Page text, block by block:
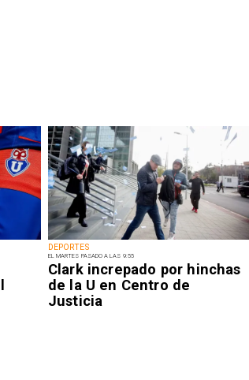
DEPORTES
EL MARTES PASADO A LAS 9:55
Clark increpado por hinchas
de la U en Centro de
Justicia